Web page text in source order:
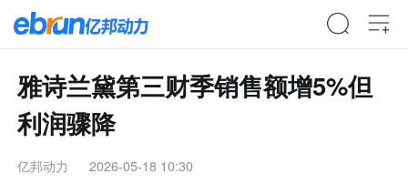
雅诗兰黛第三财季销售额增5%但
利润骤降
亿邦动力 2026-05-18 10:30